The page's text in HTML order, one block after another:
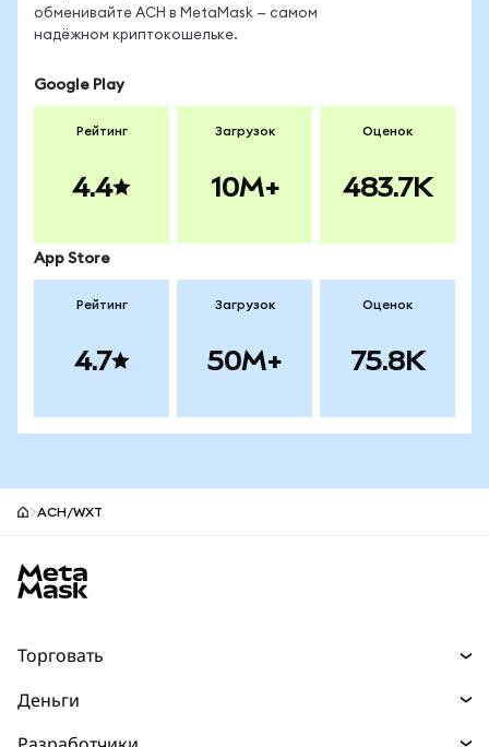
обменивайте ACH в MetaMask — самом
надёжном криптокошельке.
Google Play
Рейтинг
4.4
Загрузок
10M+
Оценок
483.7K
App Store
Рейтинг
4.7
Загрузок
50M+
Оценок
75.8K
ACH/WXT
Торговать
Деньги